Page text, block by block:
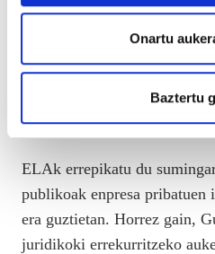
Onartu
Baztertu
ezartzen baititu. Aldundiak,
Jaurlaritzak benetan beren
asmoa izango balute,
200ekoak izango lirateke,
urte osoan zehar.
ELAk errepikatu du
publikoak enpresa pribatuen
era guztietan. Horrez gain,
juridikoki errekurritzeko